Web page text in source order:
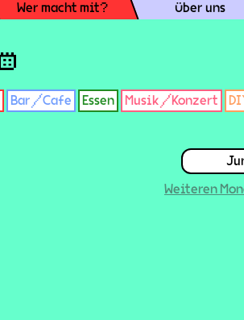
Wer macht mit? Über uns
Bar/Cafe Essen Musik/Konzert
Weiteren